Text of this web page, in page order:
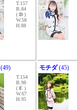
T.157
B.84
( D )
W.58
H.88
(49)
T.154
B.98
( E )
W.67
H.95
モチダ(45)